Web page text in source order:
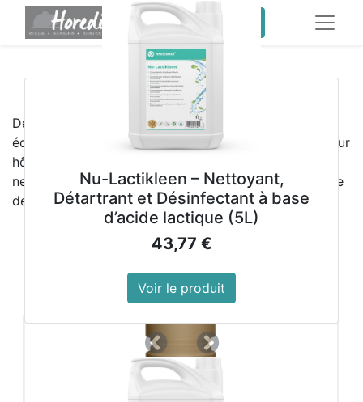
service client pro
​
Meilleures ventes
Découvrez les meilleures ventes HOREDIS
équipements professionnels et produits d’hygiène pour
hôtels, restaurants, collectivités et sociétés de
nettoyage. Qualité, fiabilité et performance au service
de vos activités professionnelles
Nu-Lactikleen – Nettoyant,
Détartrant et Désinfectant à base
d’acide lactique (5L)
43,77 €
Voir le produit
PrécedentSuivant